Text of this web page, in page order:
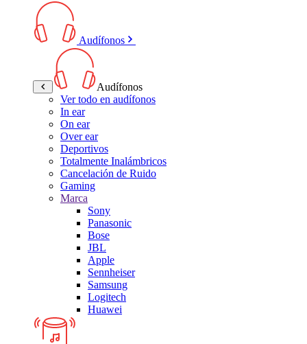
Audífonos
Audífonos
Ver todo en audífonos
In ear
On ear
Over ear
Deportivos
Totalmente Inalámbricos
Cancelación de Ruido
Gaming
Marca
Sony
Panasonic
Bose
JBL
Apple
Sennheiser
Samsung
Logitech
Huawei